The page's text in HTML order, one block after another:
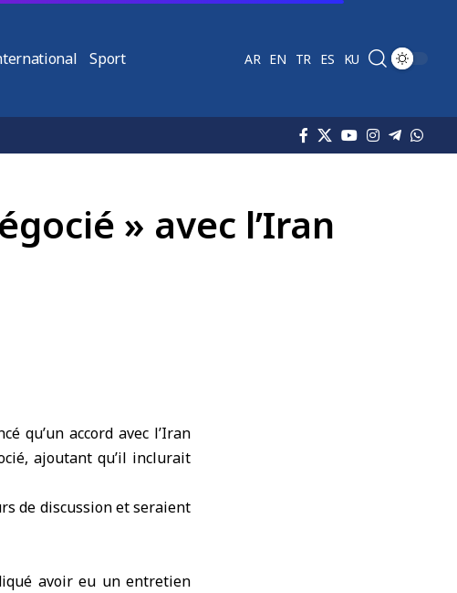
Sport AR EN TR ES KU
» avec l’Iran
qu’un accord avec l’Iran
ajoutant qu’il inclurait
de discussion et seraient
avoir eu un entretien